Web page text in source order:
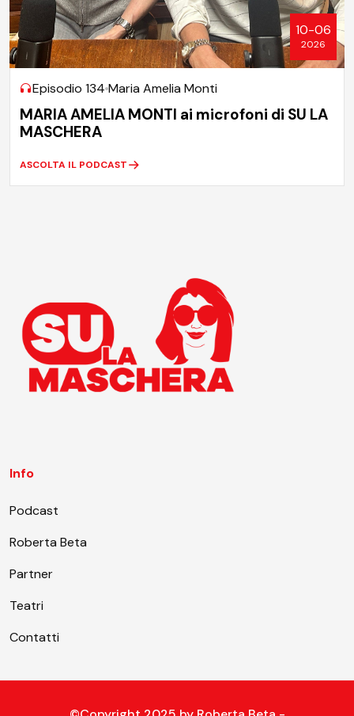
10-06
2026
Episodio 134 Maria Amelia Monti
MARIA AMELIA MONTI ai microfoni di SU LA
MASCHERA
ASCOLTA IL PODCAST
Info
Podcast
Roberta Beta
Partner
Teatri
Contatti